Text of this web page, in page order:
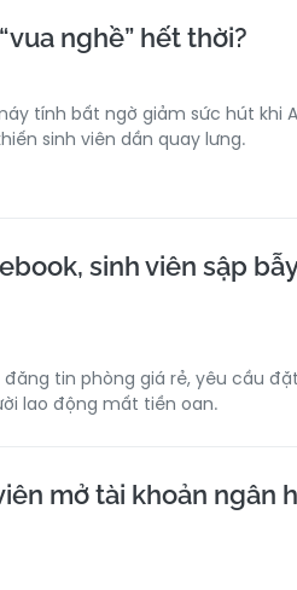
nghề” hết thời?
tính bất ngờ giảm sức hút khi
sinh viên dần quay lưng.
sinh viên sập
tin phòng giá rẻ, yêu cầu
lao động mất tiền oan.
mở tài khoản ngân